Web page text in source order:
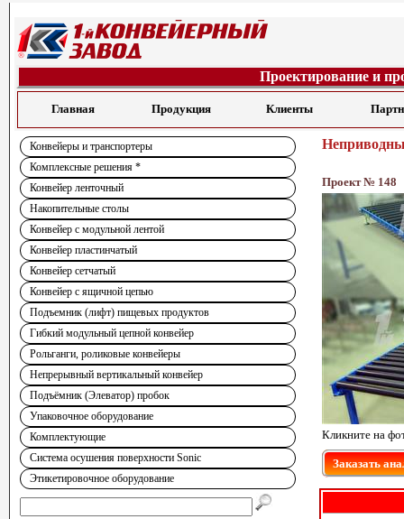
Проектирование и
Главная Продукция Клиенты
Конвейеры и транспортеры
Комплексные решения *
Конвейер ленточный
Накопительные столы
Конвейер с модульной лентой
Конвейер пластинчатый
Конвейер сетчатый
Конвейер с ящичной цепью
Подъемник (лифт) пищевых продуктов
Гибкий модульный цепной конвейер
Рольганги, роликовые конвейеры
Непрерывный вертикальный конвейер
Подъёмник (Элеватор) пробок
Упаковочное оборудование
Комплектующие
Система осушения поверхности Sonic
Этикетировочное оборудование
Проект № 148
Кликните на
Заказать